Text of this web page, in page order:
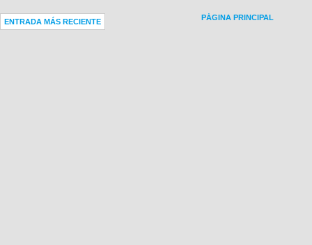
ENTRADA MÁS RECIENTE PÁGINA PRINCIPAL